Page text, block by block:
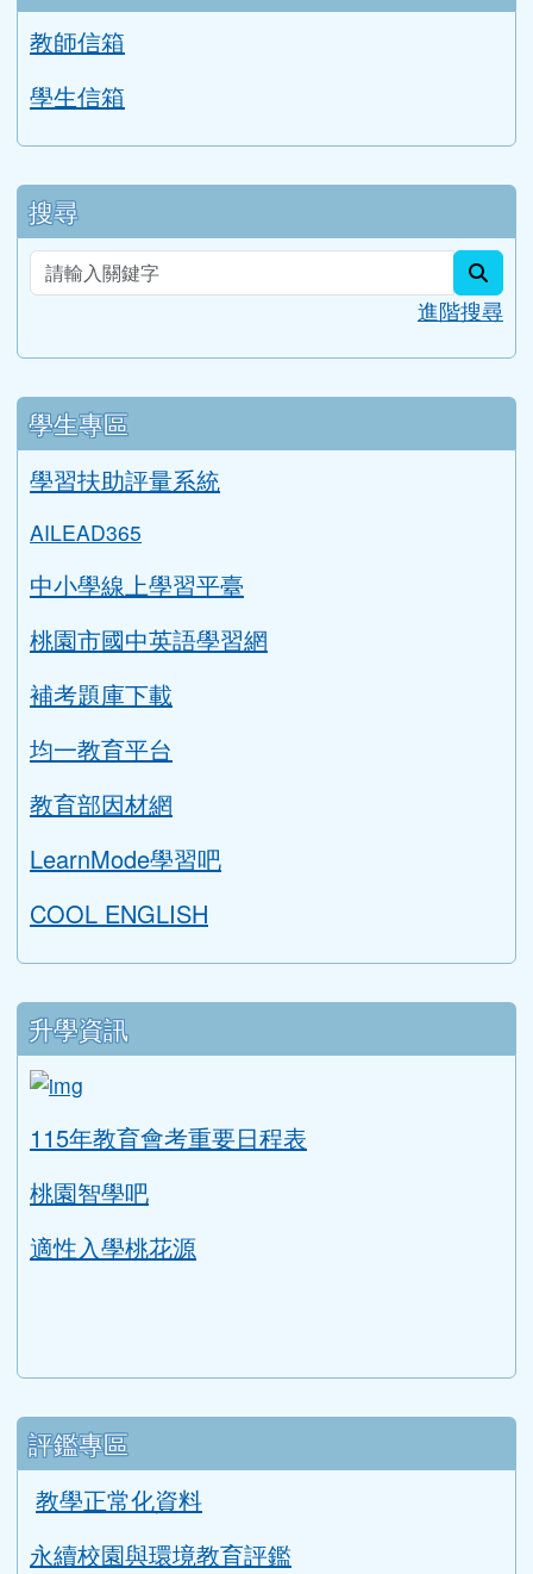
教師信箱
學生信箱
搜尋
進階搜尋
學生專區
學習扶助評量系統
AILEAD365
中小學線上學習平臺
桃園市國中英語學習網
補考題庫下載
均一教育平台
教育部因材網
LearnMode學習吧
COOL ENGLISH
升學資訊
ink to https://tyc.entry.edu.tw/NoExamImitate_TL/
115年教育會考重要日程表
桃園智學吧
適性入學桃花源
評鑑專區
教學正常化資料
永續校園與環境教育評鑑